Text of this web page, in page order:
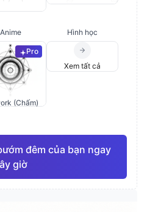
Anime Hình học
Pro
(Chấm)
Xem tất cả
đêm của bạn ngay
giờ